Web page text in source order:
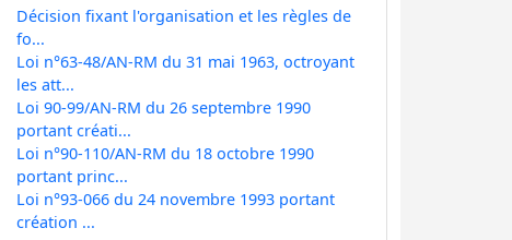
Décision fixant l'organisation et les règles de
fo...
Loi n°63-48/AN-RM du 31 mai 1963, octroyant
les att...
Loi 90-99/AN-RM du 26 septembre 1990
portant créati...
Loi n°90-110/AN-RM du 18 octobre 1990
portant princ...
Loi n°93-066 du 24 novembre 1993 portant
création ...